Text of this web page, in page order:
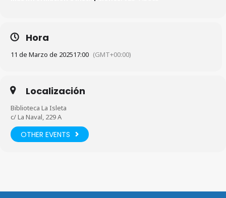
Hora
11 de Marzo de 202517:00 (GMT+00:00)
Localización
Biblioteca La Isleta
c/ La Naval, 229 A
OTHER EVENTS